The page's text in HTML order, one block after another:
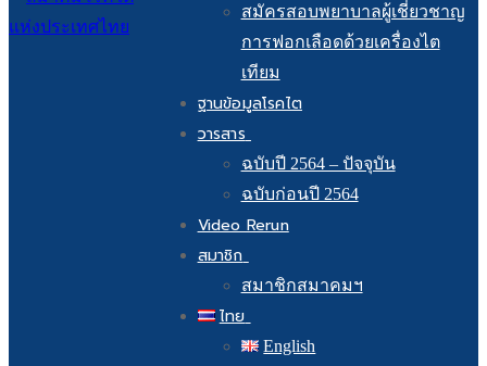
สมัครสอบพยาบาลผู้เชี่ยวชาญ
การฟอกเลือดด้วยเครื่องไต
เทียม
ฐานข้อมูลโรคไต
วารสาร
ฉบับปี 2564 – ปัจจุบัน
ฉบับก่อนปี 2564
Video Rerun
สมาชิก
สมาชิกสมาคมฯ
ไทย
English